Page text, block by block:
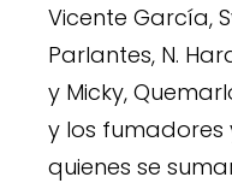
Vicente García,
Parlantes, N.
y Micky,
y los fumadores
quienes se